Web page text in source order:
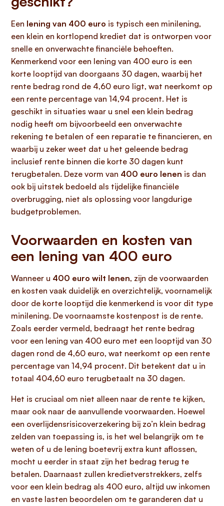
Een lening van 400 euro is typisch een minilening,
een klein en kortlopend krediet dat is ontworpen voor
snelle en onverwachte financiële behoeften.
Kenmerkend voor een lening van 400 euro is een
korte looptijd van doorgaans 30 dagen, waarbij het
rente bedrag rond de 4,60 euro ligt, wat neerkomt op
een rente percentage van 14,94 procent. Het is
geschikt in situaties waar u snel een klein bedrag
nodig heeft om bijvoorbeeld een onverwachte
rekening te betalen of een reparatie te financieren, en
waarbij u zeker weet dat u het geleende bedrag
inclusief rente binnen die korte 30 dagen kunt
terugbetalen. Deze vorm van 400 euro lenen is dan
ook bij uitstek bedoeld als tijdelijke financiële
overbrugging, niet als oplossing voor langdurige
budgetproblemen.
Voorwaarden en kosten van
een lening van 400 euro
Wanneer u 400 euro wilt lenen, zijn de voorwaarden
en kosten vaak duidelijk en overzichtelijk, voornamelijk
door de korte looptijd die kenmerkend is voor dit type
minilening. De voornaamste kostenpost is de rente.
Zoals eerder vermeld, bedraagt het rente bedrag
voor een lening van 400 euro met een looptijd van 30
dagen rond de 4,60 euro, wat neerkomt op een rente
percentage van 14,94 procent. Dit betekent dat u in
totaal 404,60 euro terugbetaalt na 30 dagen.
Het is cruciaal om niet alleen naar de rente te kijken,
maar ook naar de aanvullende voorwaarden. Hoewel
een overlijdensrisicoverzekering bij zo’n klein bedrag
zelden van toepassing is, is het wel belangrijk om te
weten of u de lening boetevrij extra kunt aflossen,
mocht u eerder in staat zijn het bedrag terug te
betalen. Daarnaast zullen kredietverstrekkers, zelfs
voor een klein bedrag als 400 euro, altijd uw inkomen
en vaste lasten beoordelen om te garanderen dat u